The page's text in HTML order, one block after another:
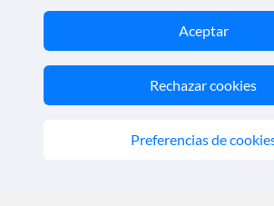
SoloCruceros.mx - Agencia de viajes
autorización GC 001818
Marca registrada de Aethalia Viajes y
B60418605
© 2026 SoloCruceros.mx
Reservados todos los
SoloCruceros.mx - Agencia de viajes
Marca registrada de Aethalia Viajes y
Aceptar
Rechazar cookies
Preferencias de